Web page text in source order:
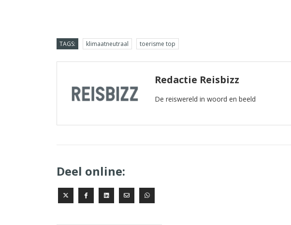
TAGS: klimaatneutraal toerisme top
Redactie Reisbizz
De reiswereld in woord en beeld
Deel online: